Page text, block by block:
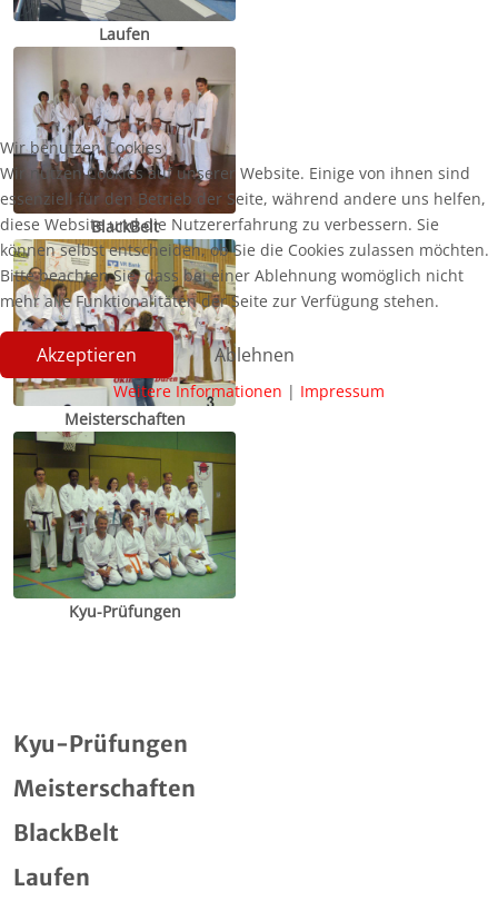
Laufen
BlackBelt
Meisterschaften
Kyu-Prüfungen
Kyu-Prüfungen
Meisterschaften
BlackBelt
Laufen
Wir benutzen Cookies
Wir nutzen Cookies auf unserer Website. Einige von ihnen sind
essenziell für den Betrieb der Seite, während andere uns helfen,
diese Website und die Nutzererfahrung zu verbessern. Sie
können selbst entscheiden, ob Sie die Cookies zulassen möchten.
Bitte beachten Sie, dass bei einer Ablehnung womöglich nicht
mehr alle Funktionalitäten der Seite zur Verfügung stehen.
Akzeptieren Ablehnen
Weitere Informationen | Impressum